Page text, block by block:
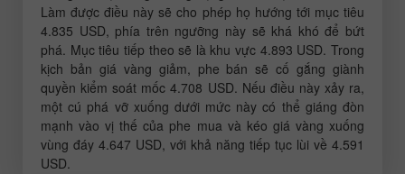
Làm được điều này sẽ cho phép họ hướng tới mục tiêu
4.835 USD, phía trên ngưỡng này sẽ khá khó để bứt
phá. Mục tiêu tiếp theo sẽ là khu vực 4.893 USD. Trong
kịch bản giá vàng giảm, phe bán sẽ cố gắng giành
quyền kiểm soát mốc 4.708 USD. Nếu điều này xảy ra,
một cú phá vỡ xuống dưới mức này có thể giáng đòn
mạnh vào vị thế của phe mua và kéo giá vàng xuống
vùng đáy 4.647 USD, với khả năng tiếp tục lùi về 4.591
USD.